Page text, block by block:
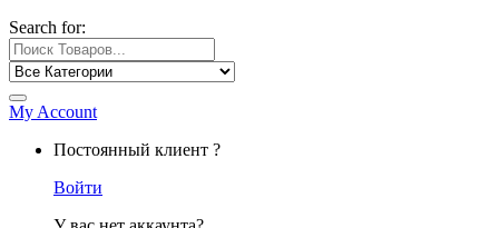
Search for:
My Account
Постоянный клиент ?
Войти